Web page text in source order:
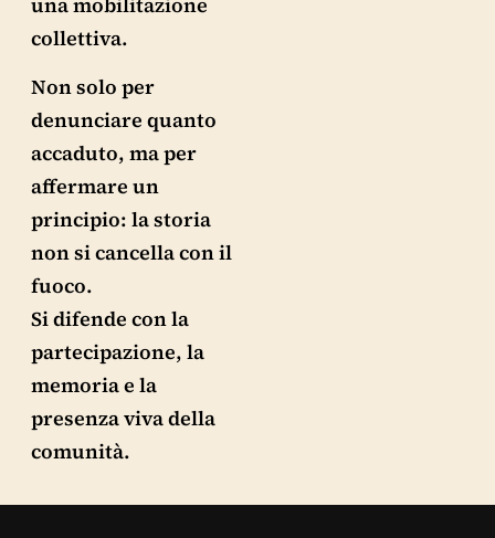
collettiva.
Non solo per
denunciare quanto
accaduto, ma per
affermare un
principio: la storia
non si cancella con il
fuoco.
Si difende con la
partecipazione, la
memoria e la
presenza viva della
comunità.